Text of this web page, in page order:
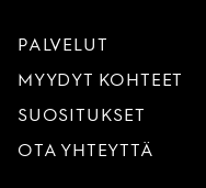
PALVELUT
MYYDYT KOHTEET
SUOSITUKSET
OTA YHTEYTTÄ